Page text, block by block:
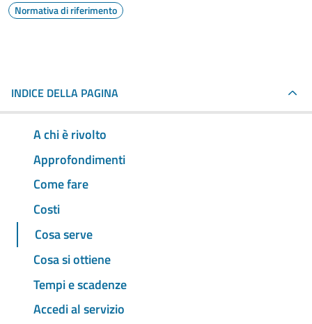
Normativa di riferimento
INDICE DELLA PAGINA
A chi è rivolto
Approfondimenti
Come fare
Costi
Cosa serve
Cosa si ottiene
Tempi e scadenze
Accedi al servizio